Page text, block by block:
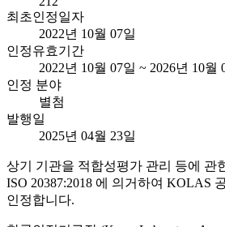
최초인정일자
2022년 10월 07일
인정유효기간
2022년 10월 07일 ~ 2026년 10월
인정 분야
별첨
발행일
2025년 04월 23일
상기 기관을 적합성평가 관리 등에 관
ISO 20387:2018 에 의거하여 KOLAS
인정합니다.